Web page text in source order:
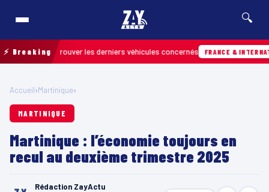
🔍
⚡ Breaking
retrouver les derniers véhicules concernés FRANCE & INTERNATIONALE
Accueil›Martinique›
MARTINIQUE
Martinique : l’économie toujours en
recul au deuxième trimestre 2025
Rédaction ZayActu